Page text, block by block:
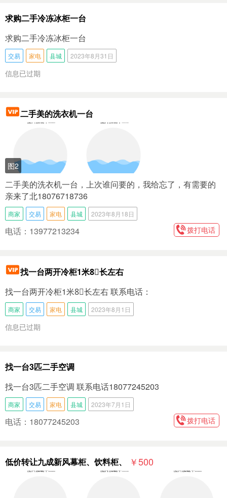
求购二手冷冻冰柜一台
求购二手冷冻冰柜一台
交易 家电 县城 2023年8月31日
信息已过期
二手美的洗衣机一台
图2
二手美的洗衣机一台，上次谁问要的，我给忘了，有需要的
亲来了北18076718736
商家 交易 家电 县城 2023年8月18日
电话：13977213234 拨打电话
找一台两开冷柜1米8⃣️长左右
找一台两开冷柜1米8⃣️长左右 联系电话：
商家 交易 家电 县城 2023年8月1日
信息已过期
找一台3匹二手空调
找一台3匹二手空调 联系电话18077245203
商家 交易 家电 县城 2023年7月1日
电话：18077245203 拨打电话
低价转让九成新风幕柜、饮料柜、 ￥500